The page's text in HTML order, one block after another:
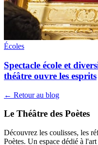
Écoles
Spectacle école et
théâtre ouvre les esprits
← Retour au blog
Le Théâtre des Poètes
Découvrez les coulisses, les
Poètes. Un espace dédié à